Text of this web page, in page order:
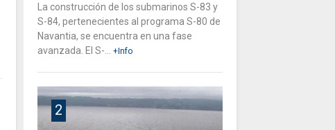
La construcción de los submarinos S-83 y
S-84, pertenecientes al programa S-80 de
Navantia, se encuentra en una fase
avanzada. El S-...
+Info
2